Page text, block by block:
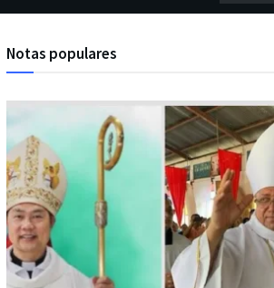
Notas populares